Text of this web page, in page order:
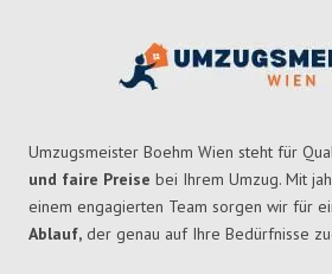
Umzugsmeister Boehm Wien steht für
und faire Preise bei Ihrem Umzug. Mit
einem engagierten Team sorgen wir für
Ablauf, der genau auf Ihre Bedürfnisse